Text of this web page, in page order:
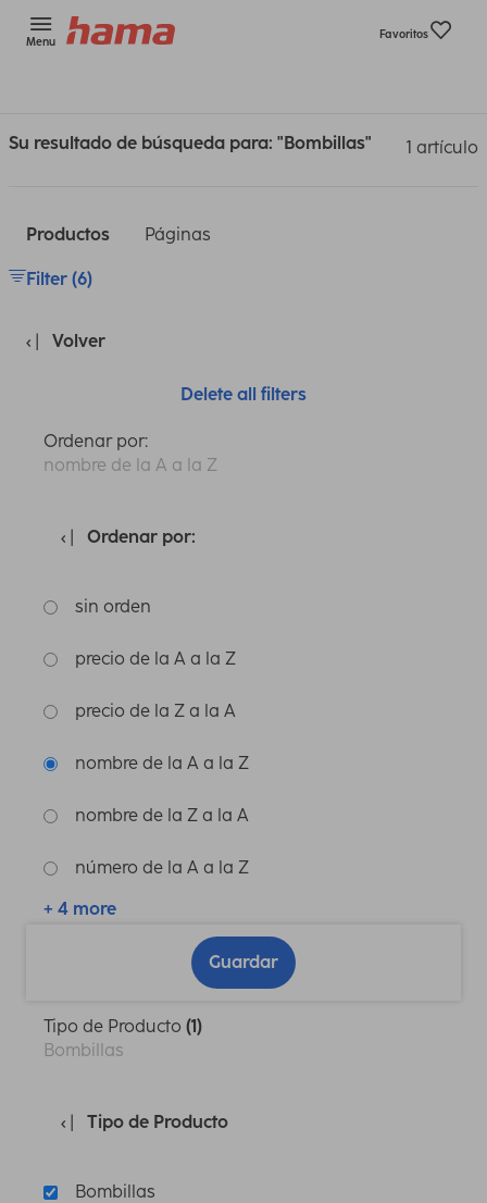
Menu
Favoritos
Su resultado de búsqueda para: "Bombillas" 1 artículo
Productos Páginas
Filter (6)
Volver
Delete all filters
Ordenar por:
nombre de la A a la Z
Ordenar por:
sin orden
precio de la A a la Z
precio de la Z a la A
nombre de la A a la Z
nombre de la Z a la A
número de la A a la Z
+ 4 more
Guardar
Tipo de Producto (1)
Bombillas
Tipo de Producto
Bombillas